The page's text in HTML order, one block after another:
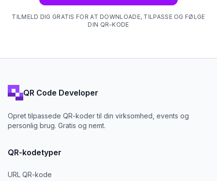
TILMELD DIG GRATIS FOR AT DOWNLOADE, TILPASSE OG FØLGE
DIN QR-KODE
QR Code Developer
Opret tilpassede QR-koder til din virksomhed, events og
personlig brug. Gratis og nemt.
QR-kodetyper
URL QR-kode